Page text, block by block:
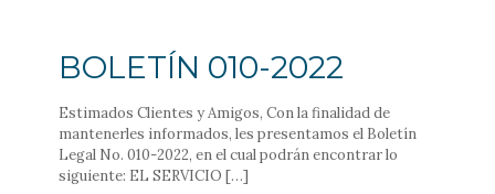
BOLETÍN 010-2022
Estimados Clientes y Amigos, Con la finalidad de
mantenerles informados, les presentamos el Boletín
Legal No. 010-2022, en el cual podrán encontrar lo
siguiente: EL SERVICIO […]